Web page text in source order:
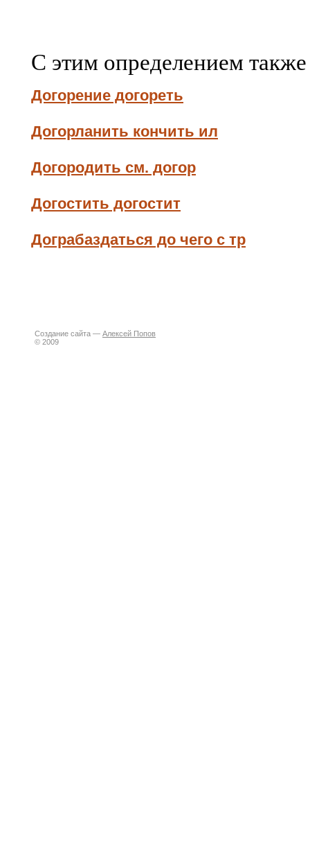
С этим определением
Догорение догореть
Догорланить кончить ил
Догородить см. догор
Догостить догостит
Дограбаздаться до чего с тр
Создание сайта — Алексей Попов
© 2009